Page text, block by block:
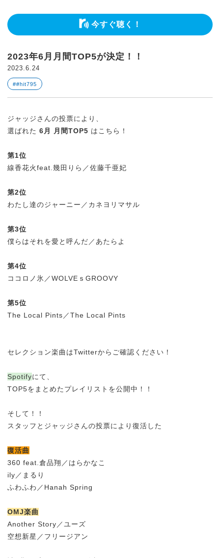
今すぐ聴く！
2023年6月月間TOP5が決定！！
2023.6.24
##hit795
ジャッジさんの投票により、
選ばれた 6月 月間TOP5 はこちら！
第1位
線香花火feat.幾田りら／佐藤千亜妃
第2位
わたし達のジャーニー／カネヨリマサル
第3位
僕らはそれを愛と呼んだ／あたらよ
第4位
ココロノ氷／WOLVEｓGROOVY
第5位
The Local Pints／The Local Pints
セレクション楽曲はTwitterからご確認ください！
Spotifyにて、
TOP5をまとめたプレイリストを公開中！！
そして！！
スタッフとジャッジさんの投票により復活した
復活曲
360 feat.倉品翔／はらかなこ
ily／まるり
ふわふわ／Hanah Spring
OMJ楽曲
Another Story／ユーズ
空想新星／フリージアン